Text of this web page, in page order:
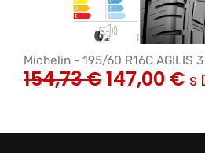
Michelin - 195/60 R16C AGILIS
154,73€147,00 € s